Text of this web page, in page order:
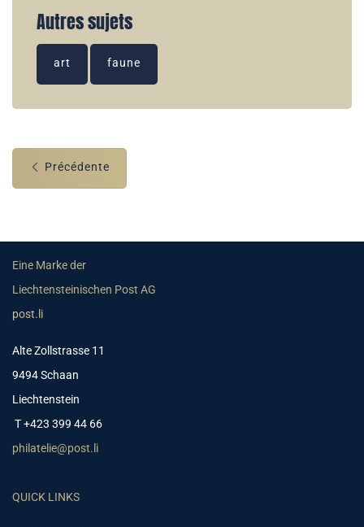
Autres sujets
art faune
Précédente
Eine Marke der
Liechtensteinischen Post AG
post.li
Alte Zollstrasse 11
9494 Schaan
Liechtenstein
T +423 399 44 66
philatelie@post.li
QUICK LINKS